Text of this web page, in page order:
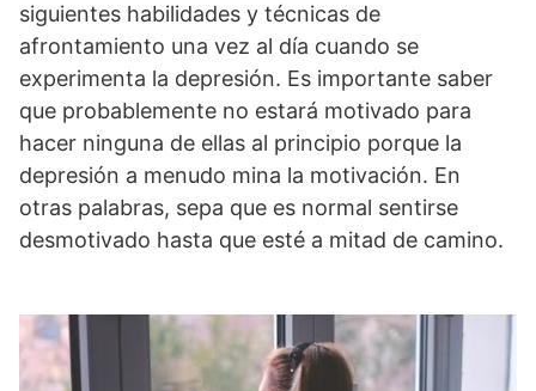
siguientes habilidades y técnicas de
afrontamiento una vez al día cuando se
experimenta la depresión. Es importante saber
que probablemente no estará motivado para
hacer ninguna de ellas al principio porque la
depresión a menudo mina la motivación. En
otras palabras, sepa que es normal sentirse
desmotivado hasta que esté a mitad de camino.